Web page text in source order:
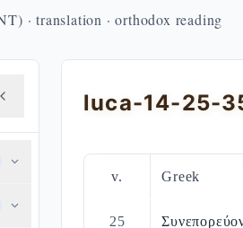
· translation · orthodox reading
luca-14-25-
v. Greek
25